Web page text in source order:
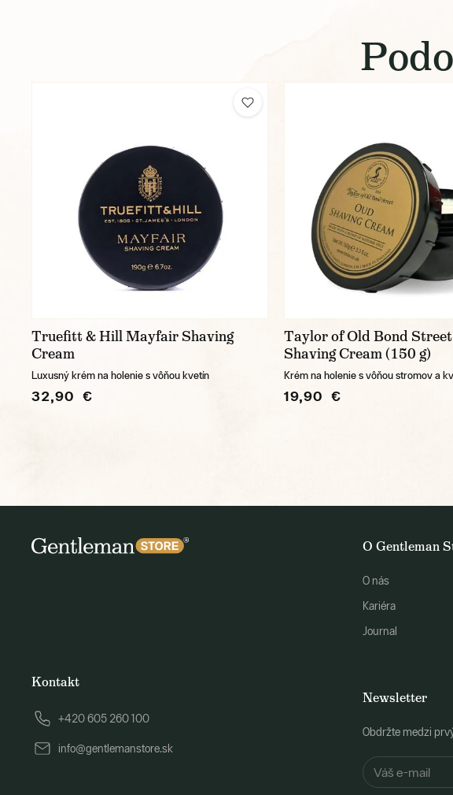
Truefitt & Hill Mayfair Shaving
Cream
Luxusný krém na holenie s vôňou kvetín
32,90 €
Taylor of Old Bond
Shaving Cream (150 g)
Krém na holenie s vôňou stromov a
19,90 €
O Gentleman
O nás
Kariéra
Journal
Newsletter
Obdržte medzi
Kontakt
+420 605 260 100
info@gentlemanstore.sk